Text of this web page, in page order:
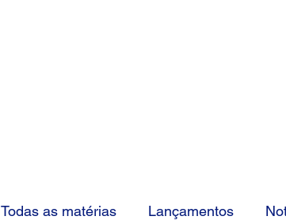
Todas as matérias Lançamentos